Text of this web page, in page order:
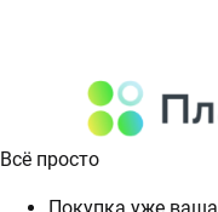
Всё просто